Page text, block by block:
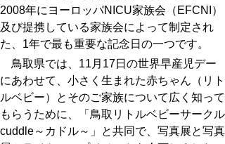
2008年にヨーロッパNICU家族会（EFCNI）
及び提携している家族会によって制定され
た、1年で最も重要な記念日の一つです。
鳥取県では、11月17日の世界早産児デー
にあわせて、小さく生まれた赤ちゃん（リト
ルベビー）とそのご家族について広く知って
もらうために、「鳥取リトルベビーサークル
cuddle～カドル～」と共同で、写真展と写真